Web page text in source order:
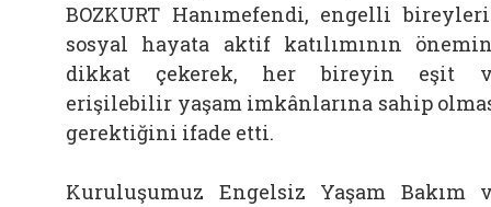
BOZKURT Hanımefendi, engelli
sosyal hayata aktif katılımının
dikkat çekerek, her bireyin eşit
erişilebilir yaşam imkânlarına sahip
gerektiğini ifade etti.
Kuruluşumuz Engelsiz Yaşam Bakım